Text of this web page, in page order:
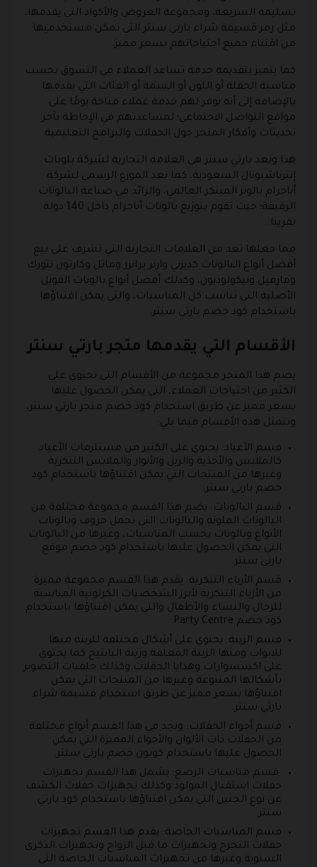
تسليمه السريعة، ومجموعة العروض والأكواد التي يقدمها،
مثل رمز قسيمة شراء بارتي سنتر التي تمكن مستخدميها
من اقتناء جميع احتياجاتهم بسعر مميز.
كما يتميز بتقديمه خدمة تساعد العملاء في التسوق بحسب
مناسبة الحفلة أو اللون أو السمة أو الفئات التي يقدمها
بالإضافة إلى أنه يوفر لهم خدمة عملاء متاحة يومًا على
مواقع التواصل الاجتماعي؛ لمساعدتهم في الإحاطة بآخر
تحديثات وأفكار المتجر حول الحفلات والبرامج التعليمية.
هذا وتعد بارتي سنتر هي العلامة التجارية لشركة بلوباث
إنترناشيونال السعودية، كما تعد الموزع الرسمي لشركة
أناجرام بالونز المبتكر العالمي، والرائد في صناعة البالونات
الرقيقة؛ حيث تقوم بتوزيع بالونات أناجرام داخل 140 دولة
تقريبا.
مما جعلها تعد من العلامات التجارية التي تشرف على بيع
أفضل أنواع البالونات كديزني وارنر برانزر وماتل وكارتون نتورك
ومارفيل ونيكولوديون، وكذلك أفضل أنواع بالونات الفويل
الأصلية التي تناسب كل المناسبات، والتي يمكن اقتناؤها
باستخدام كود خصم بارتي سنتر.
الأقسام التي يقدمها متجر بارتي سنتر
يضم هذا المتجر مجموعة من الأقسام التي تحتوي على
الكثير من احتياجات العملاء، التي يمكن الحصول عليها
بسعر مميز عن طريق استخدام كود خصم متجر بارتي سنتر،
وتتمثل هذه الأقسام فيما يلي:
قسم الأعياد: يحتوي على الكثير من مستلزمات الأعياد
كالملابس والأحذية والزين والأنوار والملابس التنكرية
وغيرها من المنتجات التي يمكن اقتناؤها باستخدام كود
خصم بارتي سنتر.
قسم البالونات: يضم هذا القسم مجموعة مختلفة من
البالونات الملونة والبالونات التي تحمل حروف وبالونات
الأنواع وبالونات بحسب المناسبات، وغيرها من البالونات
التي يمكن الحصول عليها باستخدام كود خصم موقع
بارتي سنتر.
قسم الأزياء التنكرية: يقدم هذا القسم مجموعة مميزة
من الأزياء التنكرية لأبرز الشخصيات الكرتونية المناسبة
للرجال والنساء والأطفال والتي يمكن اقتناؤها باستخدام
كود خصم Party Centre.
قسم الزينة: يحتوي على أشكال مختلفة للزينة منها
للابواب ومنها الزينة المعلقة وزينة البانتيج كما يحتوي
على اكسسوارات وهدايا الحفلات وكذلك خلفيات التصوير
بأشكالها المتنوعة وغيرها من المنتجات التي يمكن
اقتناؤها بسعر مميز عن طريق استخدام قسيمة شراء
بارتي سنتر.
قسم أجواء الحفلات: ونجد في هذا القسم أنواع مختلفة
من الحفلات ذات الألوان والأجواء المميزة التي يمكن
الحصول عليها باستخدام كوبون خصم بارتي سنتر.
قسم مناسبات الرضع: يشمل هذا القسم تجهيزات
حفلات استقبال المولود وكذلك تجهيزات حفلات الكشف
عن نوع الجنين التي يمكن اقتناؤها باستخدام كود بارتي
سنتر.
قسم المناسبات الخاصة: يقدم هذا القسم تجهيزات
حفلات التخرج وتجهيزات ما قبل الزواج وتجهيزات الذكرى
السنوية وغيرها من تجهيزات المناسبات الخاصة التي